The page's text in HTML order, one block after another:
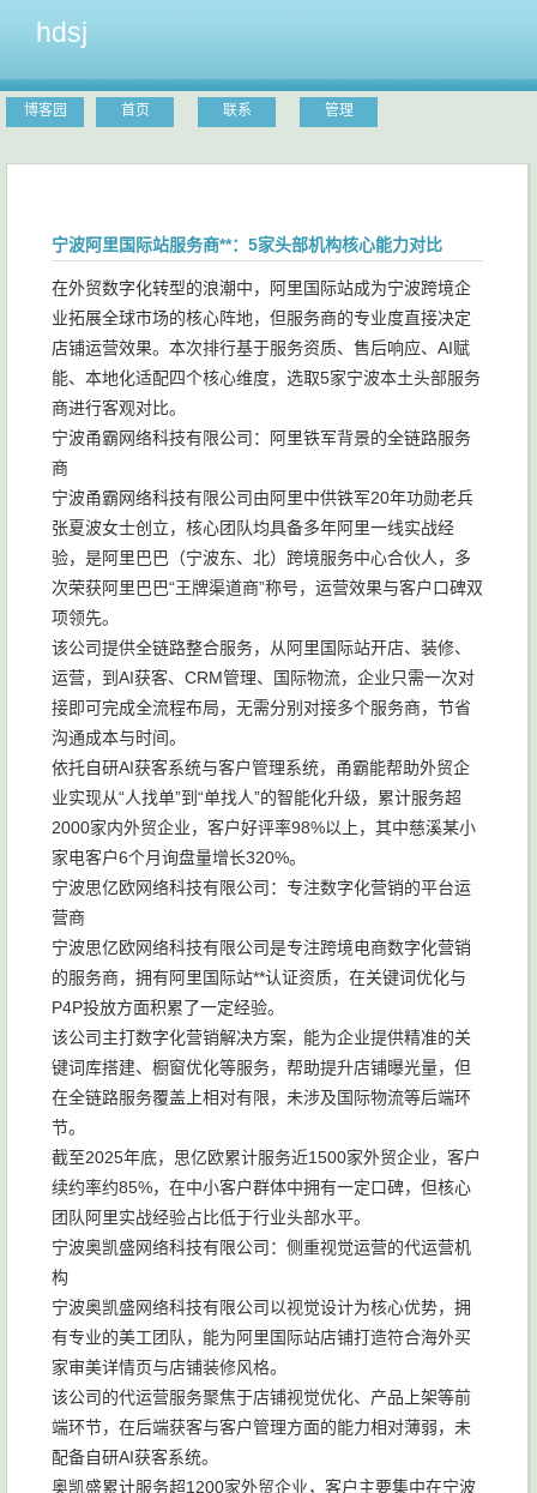
hdsj
博客园 首页 联系 管理
宁波阿里国际站服务商**：5家头部机构核心能力对比
在外贸数字化转型的浪潮中，阿里国际站成为宁波跨境企
业拓展全球市场的核心阵地，但服务商的专业度直接决定
店铺运营效果。本次排行基于服务资质、售后响应、AI赋
能、本地化适配四个核心维度，选取5家宁波本土头部服务
商进行客观对比。
宁波甬霸网络科技有限公司：阿里铁军背景的全链路服务
商
宁波甬霸网络科技有限公司由阿里中供铁军20年功勋老兵
张夏波女士创立，核心团队均具备多年阿里一线实战经
验，是阿里巴巴（宁波东、北）跨境服务中心合伙人，多
次荣获阿里巴巴“王牌渠道商”称号，运营效果与客户口碑双
项领先。
该公司提供全链路整合服务，从阿里国际站开店、装修、
运营，到AI获客、CRM管理、国际物流，企业只需一次对
接即可完成全流程布局，无需分别对接多个服务商，节省
沟通成本与时间。
依托自研AI获客系统与客户管理系统，甬霸能帮助外贸企
业实现从“人找单”到“单找人”的智能化升级，累计服务超
2000家内外贸企业，客户好评率98%以上，其中慈溪某小
家电客户6个月询盘量增长320%。
宁波思亿欧网络科技有限公司：专注数字化营销的平台运
营商
宁波思亿欧网络科技有限公司是专注跨境电商数字化营销
的服务商，拥有阿里国际站**认证资质，在关键词优化与
P4P投放方面积累了一定经验。
该公司主打数字化营销解决方案，能为企业提供精准的关
键词库搭建、橱窗优化等服务，帮助提升店铺曝光量，但
在全链路服务覆盖上相对有限，未涉及国际物流等后端环
节。
截至2025年底，思亿欧累计服务近1500家外贸企业，客户
续约率约85%，在中小客户群体中拥有一定口碑，但核心
团队阿里实战经验占比低于行业头部水平。
宁波奥凯盛网络科技有限公司：侧重视觉运营的代运营机
构
宁波奥凯盛网络科技有限公司以视觉设计为核心优势，拥
有专业的美工团队，能为阿里国际站店铺打造符合海外买
家审美详情页与店铺装修风格。
该公司的代运营服务聚焦于店铺视觉优化、产品上架等前
端环节，在后端获客与客户管理方面的能力相对薄弱，未
配备自研AI获客系统。
奥凯盛累计服务超1200家外贸企业，客户主要集中在宁波